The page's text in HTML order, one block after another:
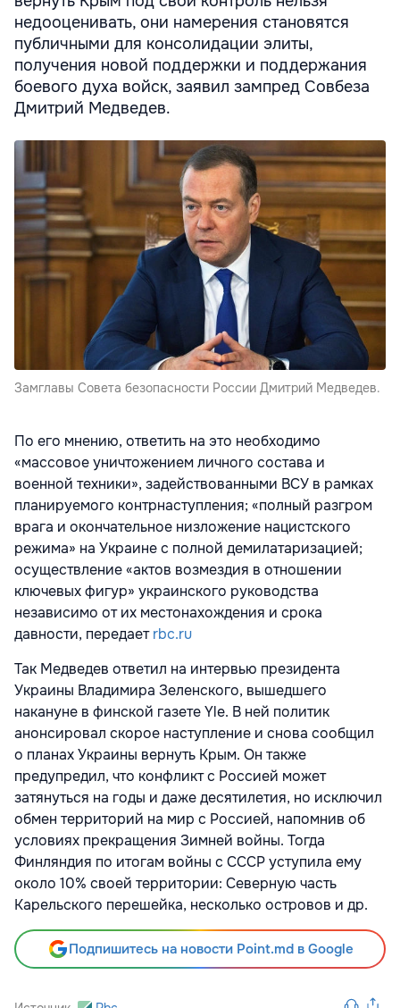
недооценивать, они намерения становятся
публичными для консолидации элиты,
получения новой поддержки и поддержания
боевого духа войск, заявил зампред Совбеза
Дмитрий Медведев.
Замглавы Совета безопасности России Дмитрий Медведев.
По его мнению, ответить на это необходимо
«массовое уничтожением личного состава и
военной техники», задействованными ВСУ в рамках
планируемого контрнаступления; «полный разгром
врага и окончательное низложение нацистского
режима» на Украине с полной демилатаризацией;
осуществление «актов возмездия в отношении
ключевых фигур» украинского руководства
независимо от их местонахождения и срока
давности, передаетrbc.ru
Так Медведев ответил на интервью президента
Украины Владимира Зеленского, вышедшего
накануне в финской газете Yle. В ней политик
анонсировал скорое наступление и снова сообщил
о планах Украины вернуть Крым. Он также
предупредил, что конфликт с Россией может
затянуться на годы и даже десятилетия, но исключил
обмен территорий на мир с Россией, напомнив об
условиях прекращения Зимней войны. Тогда
Финляндия по итогам войны с СССР уступила ему
около 10% своей территории: Северную часть
Карельского перешейка, несколько островов и др.
Подпишитесь на новости Point.md в Google